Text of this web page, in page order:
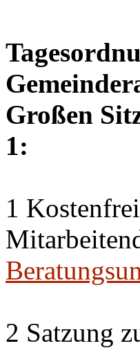
Großen
1:
1
2 Satzung